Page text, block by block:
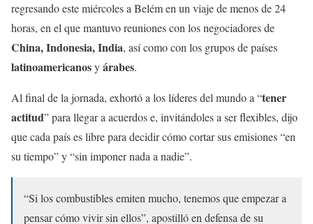
regresando este miércoles a Belém en un viaje de menos de 24
horas, en el que mantuvo reuniones con los negociadores de
China, Indonesia, India, así como con los grupos de países
latinoamericanosyárabes.
Al final de la jornada, exhortó a los líderes del mundo a “tener
actitud” para llegar a acuerdos e, invitándoles a ser flexibles, dijo
que cada país es libre para decidir cómo cortar sus emisiones “en
su tiempo” y “sin imponer nada a nadie”.
“Si los combustibles emiten mucho, tenemos que empezar a
pensar cómo vivir sin ellos”, apostilló en defensa de su